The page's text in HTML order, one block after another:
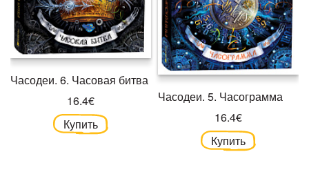
Часодеи. 6. Часовая битва
16.4€
Купить
Часодеи. 5. Часограмма
16.4€
Купить